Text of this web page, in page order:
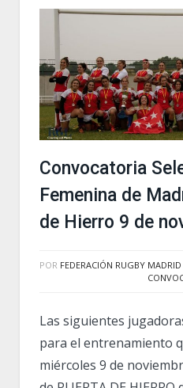
Convocatoria
Femenina de
de Hierro 9 de
POR FEDERACIÓN RUGBY MADRID
Las siguientes
para el entrenamiento
miércoles 9 de